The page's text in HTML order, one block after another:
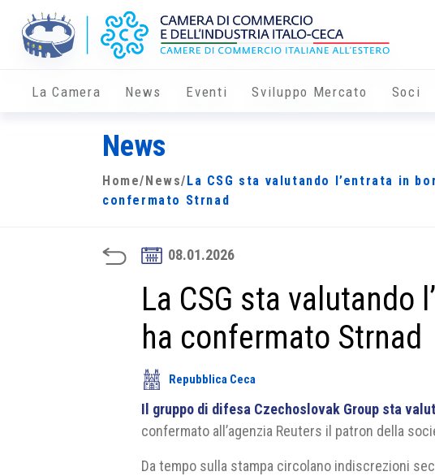
La Camera News Eventi Sviluppo Mercato Soci
News
Home/ News/ La CSG sta valutando l’entrata in
confermato Strnad
08.01.2026
La CSG sta valutando
ha confermato Strnad
Repubblica Ceca
Il gruppo di difesa Czechoslovak Group sta
confermato all’agenzia Reuters il patron della
Da tempo sulla stampa circolano indiscrezioni